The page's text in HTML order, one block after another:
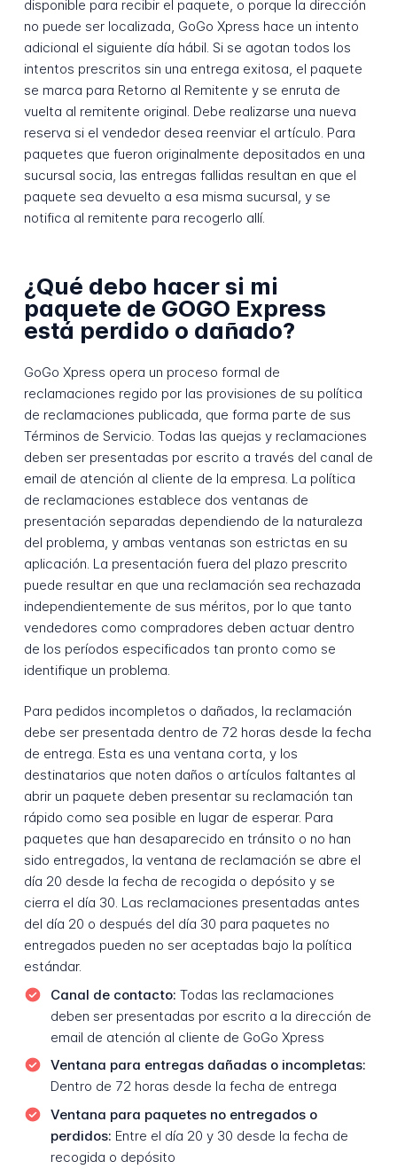
disponible para recibir el paquete, o porque la dirección
no puede ser localizada, GoGo Xpress hace un intento
adicional el siguiente día hábil. Si se agotan todos los
intentos prescritos sin una entrega exitosa, el paquete
se marca para Retorno al Remitente y se enruta de
vuelta al remitente original. Debe realizarse una nueva
reserva si el vendedor desea reenviar el artículo. Para
paquetes que fueron originalmente depositados en una
sucursal socia, las entregas fallidas resultan en que el
paquete sea devuelto a esa misma sucursal, y se
notifica al remitente para recogerlo allí.
¿Qué debo hacer si mi
paquete de GOGO Express
está perdido o dañado?
GoGo Xpress opera un proceso formal de
reclamaciones regido por las provisiones de su política
de reclamaciones publicada, que forma parte de sus
Términos de Servicio. Todas las quejas y reclamaciones
deben ser presentadas por escrito a través del canal de
email de atención al cliente de la empresa. La política
de reclamaciones establece dos ventanas de
presentación separadas dependiendo de la naturaleza
del problema, y ambas ventanas son estrictas en su
aplicación. La presentación fuera del plazo prescrito
puede resultar en que una reclamación sea rechazada
independientemente de sus méritos, por lo que tanto
vendedores como compradores deben actuar dentro
de los períodos especificados tan pronto como se
identifique un problema.
Para pedidos incompletos o dañados, la reclamación
debe ser presentada dentro de 72 horas desde la fecha
de entrega. Esta es una ventana corta, y los
destinatarios que noten daños o artículos faltantes al
abrir un paquete deben presentar su reclamación tan
rápido como sea posible en lugar de esperar. Para
paquetes que han desaparecido en tránsito o no han
sido entregados, la ventana de reclamación se abre el
día 20 desde la fecha de recogida o depósito y se
cierra el día 30. Las reclamaciones presentadas antes
del día 20 o después del día 30 para paquetes no
entregados pueden no ser aceptadas bajo la política
estándar.
Canal de contacto: Todas las reclamaciones
deben ser presentadas por escrito a la dirección de
email de atención al cliente de GoGo Xpress
Ventana para entregas dañadas o incompletas:
Dentro de 72 horas desde la fecha de entrega
Ventana para paquetes no entregados o
perdidos: Entre el día 20 y 30 desde la fecha de
recogida o depósito